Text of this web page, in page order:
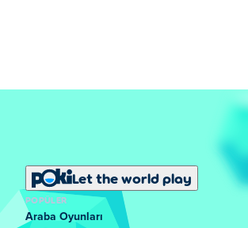
Let the world play
POPÜLER
Araba Oyunları